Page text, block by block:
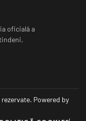
oficială a
Powered by